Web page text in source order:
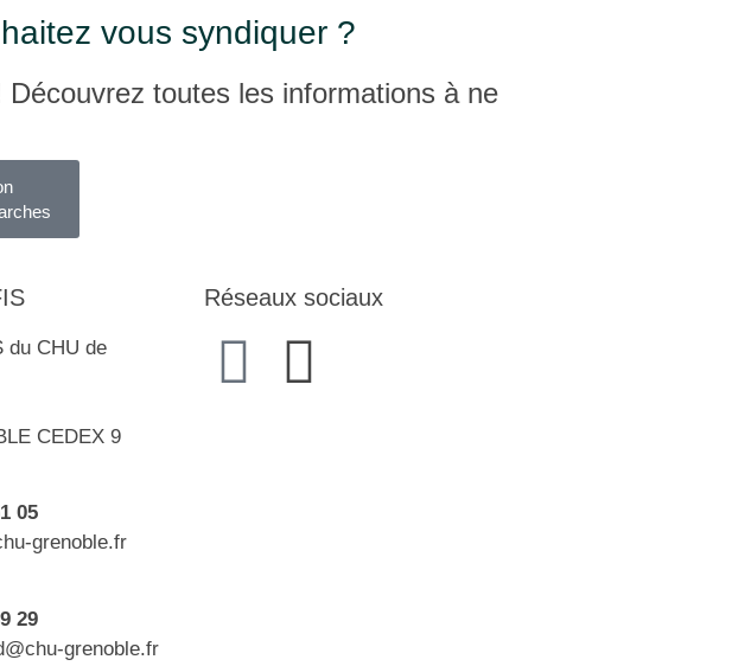
vous syndiquer ?
Découvrez toutes les informations à ne
du CHU de
CEDEX 9
05
grenoble.fr
29
grenoble.fr
Réseaux sociaux